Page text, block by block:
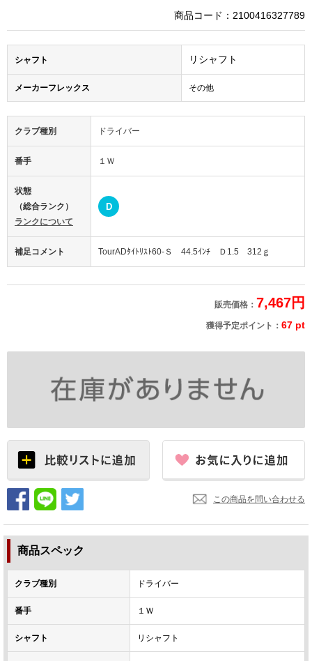
商品コード：2100416327789
シャフト リシャフト
メーカーフレックス その他
クラブ種別 ドライバー
番手 １Ｗ
状態
（総合ランク）
ランクについて
D
補足コメント TourADﾀｲﾄﾘｽﾄ60-Ｓ 44.5ｲﾝﾁ Ｄ1.5 312ｇ
販売価格： 7,467円
獲得予定ポイント： 67 pt
この商品を問い合わせる
商品スペック
クラブ種別 ドライバー
番手 １Ｗ
シャフト リシャフト